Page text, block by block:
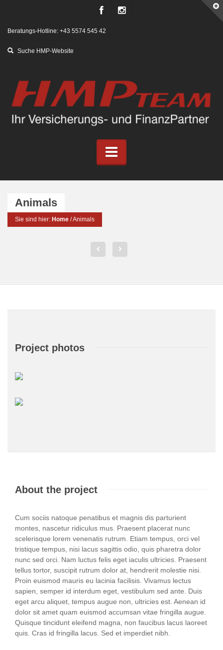
Beratungs-Hotline: +43 5574 545 42
Animals
Sie sind hier: Home /Animals
Project photos
About the project
Cum sociis natoque penatibus et magnis dis parturient
montes, nascetur ridiculus mus. Praesent placerat nunc
scelerisque lorem venenatis rutrum. Etiam tempus, orci vel
tristique tempus, nisi lacus sagittis odio, quis pharetra dolor
nunc sed orci. Nam luctus felis eget iaculis ultricies. Praesent
tellus tortor, suscipit rutrum dolor at, hendrerit molestie nisi.
Proin euismod mauris eu lacinia facilisis. Vivamus lectus
sapien, semper id interdum eget, vestibulum sed ante. Duis
eget arcu aliquet, tempus augue non, ultricies est. Aenean id
dolor sit amet quam euismod accumsan vitae fringilla augue.
Quisque tincidunt eleifend magna, non faucibus lacus laoreet
quis. Cras id fringilla lacus. Sed et imperdiet nibh.